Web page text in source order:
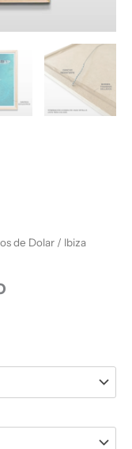
de Dolar / Ibiza